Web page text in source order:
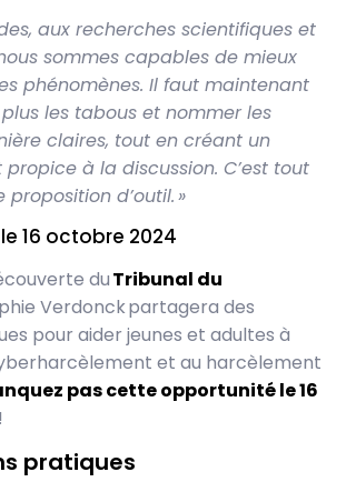
aux recherches scientifiques et
sommes capables de mieux
phénomènes. Il faut maintenant
les tabous et nommer les
claires, tout en créant un
à la discussion. C’est tout
d’outil. »
16 octobre 2024
duTribunal du
Verdonck partagera des
pour aider jeunes et adultes à
et au harcèlement
pas cette opportunité le 16
!
pratiques